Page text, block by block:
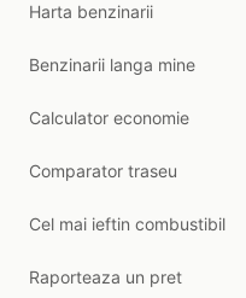
Harta benzinarii
Benzinarii langa mine
Calculator economie
Comparator traseu
Cel mai ieftin combustibil
Raporteaza un pret